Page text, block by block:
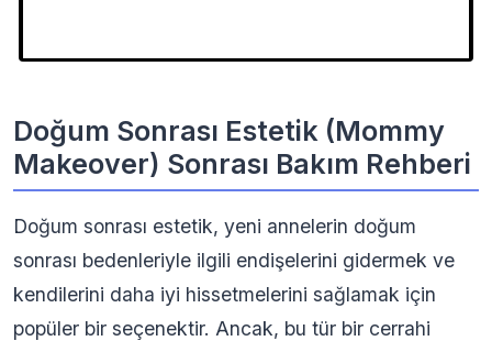
Doğum Sonrası Estetik (Mommy
Makeover) Sonrası Bakım Rehberi
Doğum sonrası estetik, yeni annelerin doğum
sonrası bedenleriyle ilgili endişelerini gidermek ve
kendilerini daha iyi hissetmelerini sağlamak için
popüler bir seçenektir. Ancak, bu tür bir cerrahi